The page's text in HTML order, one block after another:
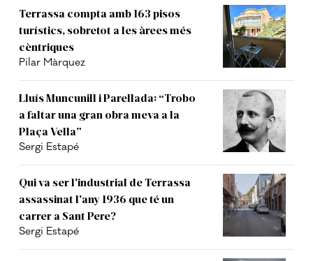
Terrassa compta amb 163 pisos
turístics, sobretot a les àrees més
cèntriques
Pilar Màrquez
Lluís Muncunill i Parellada: “Trobo
a faltar una gran obra meva a la
Plaça Vella”
Sergi Estapé
Qui va ser l'industrial de Terrassa
assassinat l'any 1936 que té un
carrer a Sant Pere?
Sergi Estapé